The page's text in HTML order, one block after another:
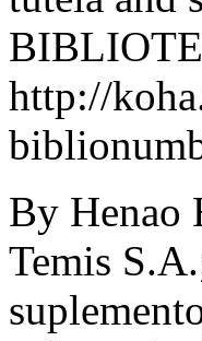
http://
By Henao
Temis